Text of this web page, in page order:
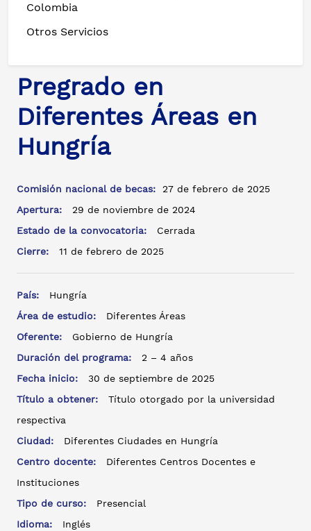
Colombia
Otros Servicios
Pregrado en
Diferentes Áreas en
Hungría
Comisión nacional de becas: 27 de febrero de 2025
Apertura:
29 de noviembre de 2024
Estado de la convocatoria:
Cerrada
Cierre:
11 de febrero de 2025
País:
Hungría
Área de estudio:
Diferentes Áreas
Oferente:
Gobierno de Hungría
Duración del programa:
2 – 4 años
Fecha inicio:
30 de septiembre de 2025
Título a obtener:
Título otorgado por la universidad
respectiva
Ciudad:
Diferentes Ciudades en Hungría
Centro docente:
Diferentes Centros Docentes e
Instituciones
Tipo de curso:
Presencial
Idioma:
Inglés